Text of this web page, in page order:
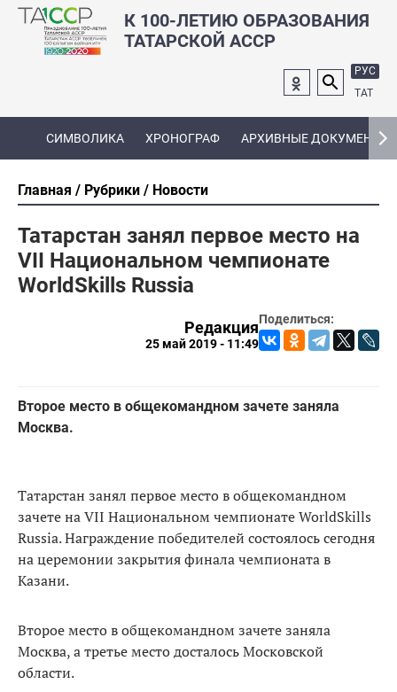
К 100-ЛЕТИЮ ОБРАЗОВАНИЯ
ТАТАРСКОЙ АССР
РУС
ТАТ
СИМВОЛИКА ХРОНОГРАФ АРХИВНЫЕ ДОКУМЕНТЫ
Главная Рубрики Новости
Татарстан занял первое место на
VII Национальном чемпионате
WorldSkills Russia
Поделиться:
Редакция
25 май 2019 - 11:49
Второе место в общекомандном зачете заняла
Москва.
Татарстан занял первое место в общекомандном
зачете на VII Национальном чемпионате WorldSkills
Russia. Награждение победителей состоялось сегодня
на церемонии закрытия финала чемпионата в
Казани.
Второе место в общекомандном зачете заняла
Москва, а третье место досталось Московской
области.